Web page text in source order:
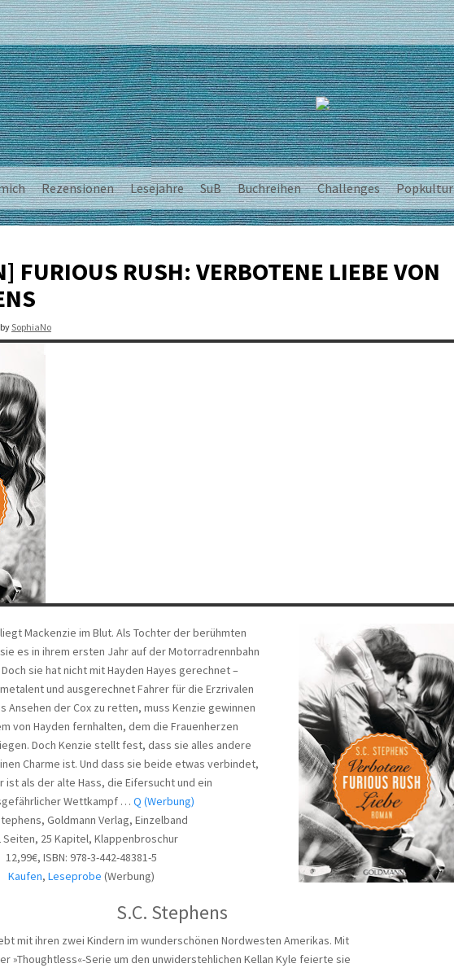
Rezensionen Lesejahre SuB Buchreihen Challenges Popkultur
FURIOUS RUSH: VERBOTENE LIEBE VON
bySophiaNo
Mackenzie im Blut. Als Tochter der berühmten
es in ihrem ersten Jahr auf der Motorradrennbahn
sie hat nicht mit Hayden Hayes gerechnet –
und ausgerechnet Fahrer für die Erzrivalen
Ansehen der Cox zu retten, muss Kenzie gewinnen
von Hayden fernhalten, dem die Frauenherzen
Doch Kenzie stellt fest, dass sie alles andere
Charme ist. Und dass sie beide etwas verbindet,
ist als der alte Hass, die Eifersucht und ein
Wettkampf … Q (Werbung)
Goldmann Verlag, Einzelband
Seiten, 25 Kapitel, Klappenbroschur
12,99€, ISBN: 978-3-442-48381-5
Kaufen, Leseprobe (Werbung)
S.C. Stephens
mit ihren zwei Kindern im wunderschönen Nordwesten Amerikas. Mit
»Thoughtless«-Serie um den unwiderstehlichen Kellan Kyle feierte sie